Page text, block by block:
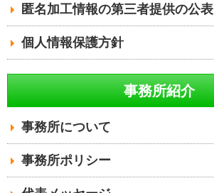
匿名加工情報の第三者提供の公表
個人情報保護方針
事務所紹介
事務所について
事務所ポリシー